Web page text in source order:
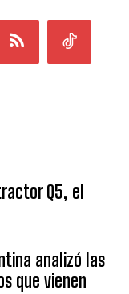
Q5, el
analizó las
que vienen